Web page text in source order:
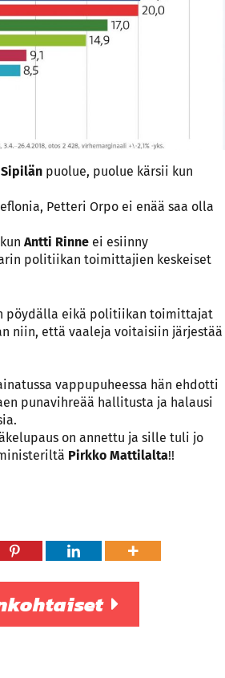
Sipilän puolue, puolue kärsii kun
Petteri Orpo ei enää saa olla
Antti Rinne ei esiinny
politiikan toimittajien keskeiset
pöydälla eikä politiikan toimittajat
niin, että vaaleja voitaisiin järjestää
vappupuheessa hän ehdotti
punavihreää hallitusta ja halausi
on annettu ja sille tuli jo
Pirkko Mattilalta!!